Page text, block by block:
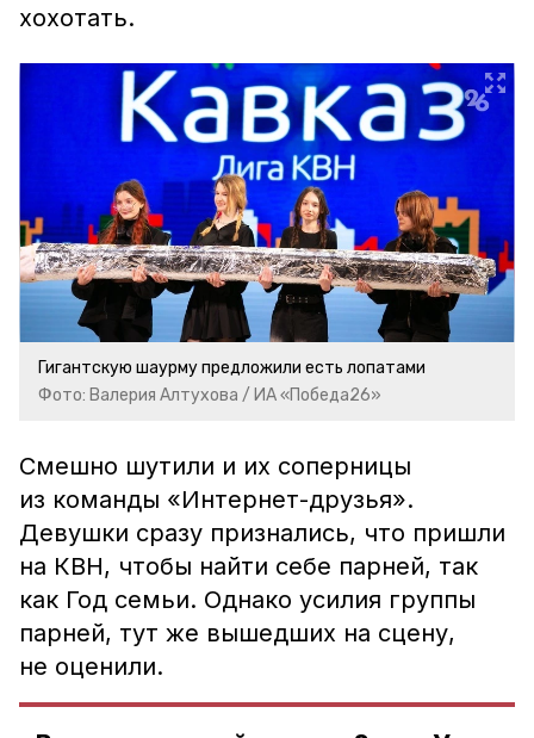
хохотать.
Гигантскую шаурму предложили есть лопатами
Фото: Валерия Алтухова / ИА «Победа26»
Смешно шутили и их соперницы
из команды «Интернет-друзья».
Девушки сразу признались, что пришли
на КВН, чтобы найти себе парней, так
как Год семьи. Однако усилия группы
парней, тут же вышедших на сцену,
не оценили.